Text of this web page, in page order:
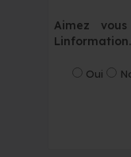
Aimez
Oui